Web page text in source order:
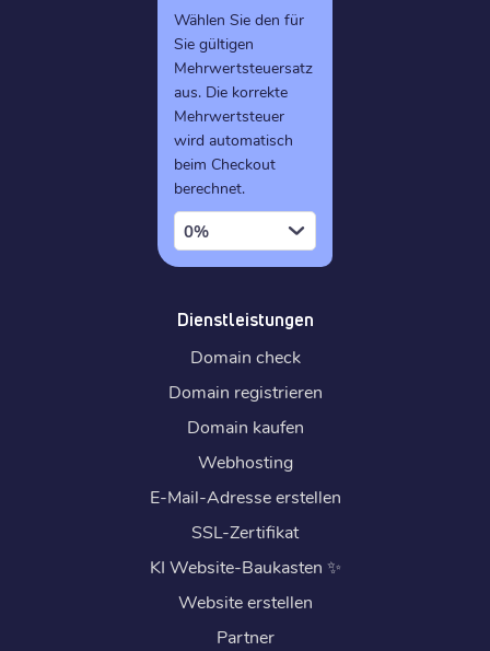
Wählen Sie den für
Sie gültigen
Mehrwertsteuersatz
aus. Die korrekte
Mehrwertsteuer
wird automatisch
beim Checkout
berechnet.
0%
Dienstleistungen
Domain check
Domain registrieren
Domain kaufen
Webhosting
E-Mail-Adresse erstellen
SSL-Zertifikat
KI Website-Baukasten ✨
Website erstellen
Partner